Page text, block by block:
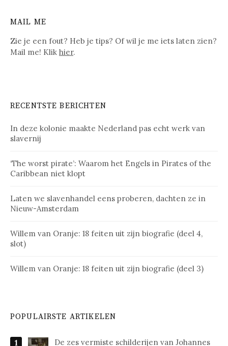
MAIL ME
Zie je een fout? Heb je tips? Of wil je me iets laten zien?
Mail me! Klik hier.
RECENTSTE BERICHTEN
In deze kolonie maakte Nederland pas echt werk van
slavernij
‘The worst pirate’: Waarom het Engels in Pirates of the
Caribbean niet klopt
Laten we slavenhandel eens proberen, dachten ze in
Nieuw-Amsterdam
Willem van Oranje: 18 feiten uit zijn biografie (deel 4,
slot)
Willem van Oranje: 18 feiten uit zijn biografie (deel 3)
POPULAIRSTE ARTIKELEN
De zes vermiste schilderijen van Johannes